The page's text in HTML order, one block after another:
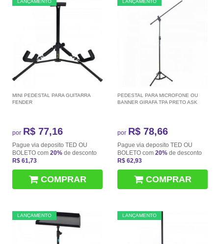
LANÇAMENTO
MINI PEDESTAL PARA GUITARRA
FENDER
por R$ 77,16
Pague via deposito TED OU
BOLETO com 20% de desconto
R$ 61,73
COMPRAR
LANÇAMENTO
PEDESTAL PARA MICROFONE OU
BANNER GIRAFA TPA PRETO ASK
por R$ 78,66
Pague via deposito TED OU
BOLETO com 20% de desconto
R$ 62,93
COMPRAR
LANÇAMENTO LANÇAMENTO